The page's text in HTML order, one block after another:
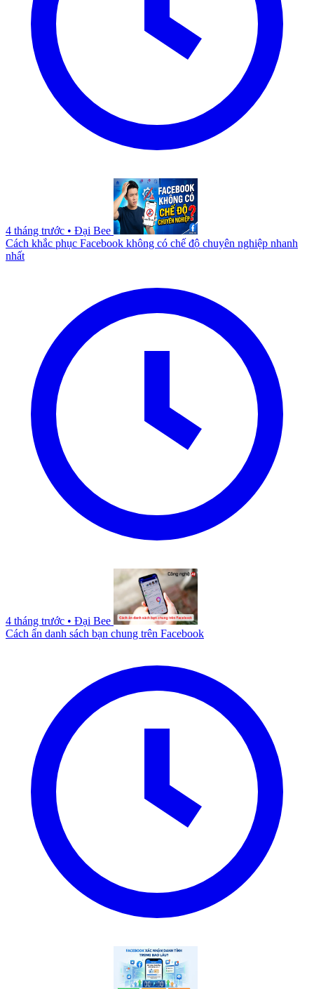
4 tháng trước • Đại Bee
Cách khắc phục Facebook không có chế độ chuyên nghiệp nhanh
nhất
4 tháng trước • Đại Bee
Cách ẩn danh sách bạn chung trên Facebook